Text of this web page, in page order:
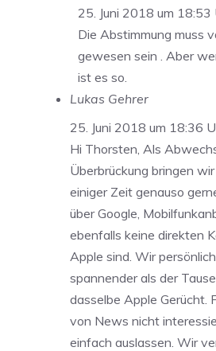
25. Juni 2018 um 18:53
Die Abstimmung muss
gewesen sein . Aber
ist es so.
Lukas Gehrer
25. Juni 2018 um 18:36
Hi Thorsten, Als
Überbrückung bringen
einiger Zeit genauso
über Google,
ebenfalls keine direkten
Apple sind. Wir
spannender als der
dasselbe Apple Gerücht.
von News nicht
einfach auslassen. Wir